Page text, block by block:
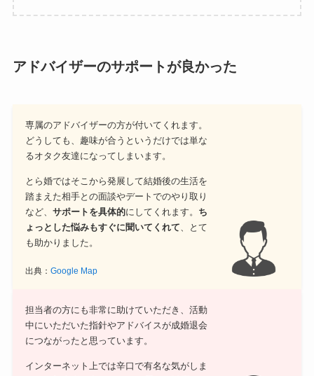
アドバイザーのサポートが良かった
専属のアドバイザーの方が付いてくれます。
どうしても、趣味が合うというだけでは単な
るオタク友達になってしまいます。
とら婚ではそこから発展して結婚後の生活を
踏まえた相手との面談やデートでのやり取り
など、 サポートを具体的にしてくれます。 ち
ょっとした悩みもすぐに聞いてくれて 、とて
も助かりました。
出典： Google Map
担当者の方にも非常に助けていただき、活動
中にいただいた指針やアドバイスが成婚退会
につながったと思っています。
インターネット上では辛口で有名な気がしま